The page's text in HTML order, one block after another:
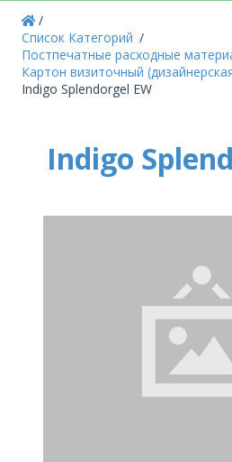
Список Категорий
Постпечатные расходные
Картон визиточный
Indigo Splendorgel EW
Indigo